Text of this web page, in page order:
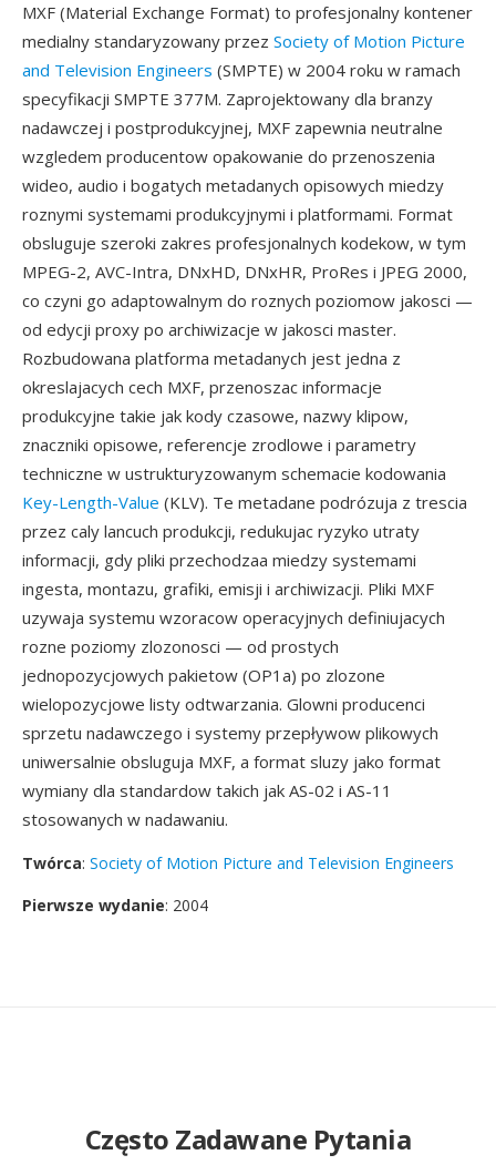
MXF (Material Exchange Format) to profesjonalny kontener
medialny standaryzowany przez Society of Motion Picture
and Television Engineers (SMPTE) w 2004 roku w ramach
specyfikacji SMPTE 377M. Zaprojektowany dla branzy
nadawczej i postprodukcyjnej, MXF zapewnia neutralne
wzgledem producentow opakowanie do przenoszenia
wideo, audio i bogatych metadanych opisowych miedzy
roznymi systemami produkcyjnymi i platformami. Format
obsluguje szeroki zakres profesjonalnych kodekow, w tym
MPEG-2, AVC-Intra, DNxHD, DNxHR, ProRes i JPEG 2000,
co czyni go adaptowalnym do roznych poziomow jakosci —
od edycji proxy po archiwizacje w jakosci master.
Rozbudowana platforma metadanych jest jedna z
okreslajacych cech MXF, przenoszac informacje
produkcyjne takie jak kody czasowe, nazwy klipow,
znaczniki opisowe, referencje zrodlowe i parametry
techniczne w ustrukturyzowanym schemacie kodowania
Key-Length-Value (KLV). Te metadane podrózuja z trescia
przez caly lancuch produkcji, redukujac ryzyko utraty
informacji, gdy pliki przechodzaa miedzy systemami
ingesta, montazu, grafiki, emisji i archiwizacji. Pliki MXF
uzywaja systemu wzoracow operacyjnych definiujacych
rozne poziomy zlozonosci — od prostych
jednopozycjowych pakietow (OP1a) po zlozone
wielopozycjowe listy odtwarzania. Glowni producenci
sprzetu nadawczego i systemy przepływow plikowych
uniwersalnie obsluguja MXF, a format sluzy jako format
wymiany dla standardow takich jak AS-02 i AS-11
stosowanych w nadawaniu.
Twórca: Society of Motion Picture and Television Engineers
Pierwsze wydanie: 2004
Często Zadawane Pytania